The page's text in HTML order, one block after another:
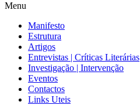
Menu
Manifesto
Estrutura
Artigos
Entrevistas | Críticas Literárias
Investigação | Intervenção
Eventos
Contactos
Links Uteis